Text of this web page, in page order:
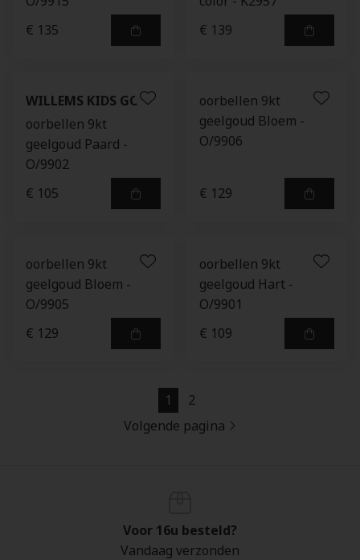
€ 135
€ 139
WILLEMS KIDS GOLD
oorbellen 9kt
geelgoud Paard -
O/9902
€ 105
oorbellen 9kt
geelgoud Bloem -
O/9906
€ 129
oorbellen 9kt
geelgoud Bloem -
O/9905
€ 129
oorbellen 9kt
geelgoud Hart -
O/9901
€ 109
1
2
Volgende pagina
Voor 16u besteld?
Vandaag verzonden